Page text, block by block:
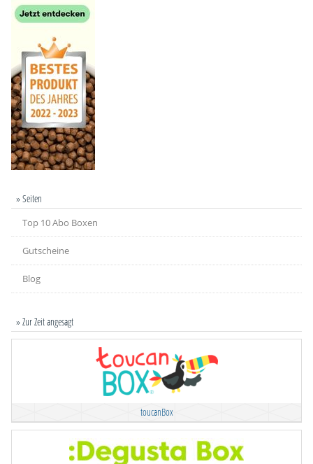
» Seiten
Top 10 Abo Boxen
Gutscheine
Blog
» Zur Zeit angesagt
toucanBox